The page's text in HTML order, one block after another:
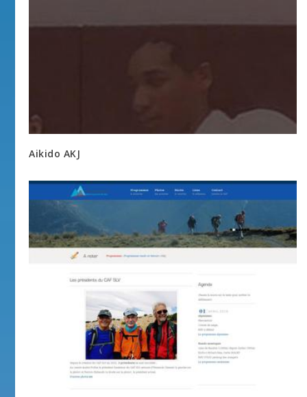
Aikido AKJ